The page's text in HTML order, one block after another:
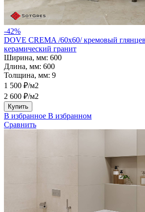
-42%
DOVE CREMA /60х60/ кремовый
керамический гранит
Ширина, мм: 600
Длина, мм: 600
Толщина, мм: 9
1 500 ₽/м2
2 600 ₽/м2
Купить
В избранное В избранном
Сравнить